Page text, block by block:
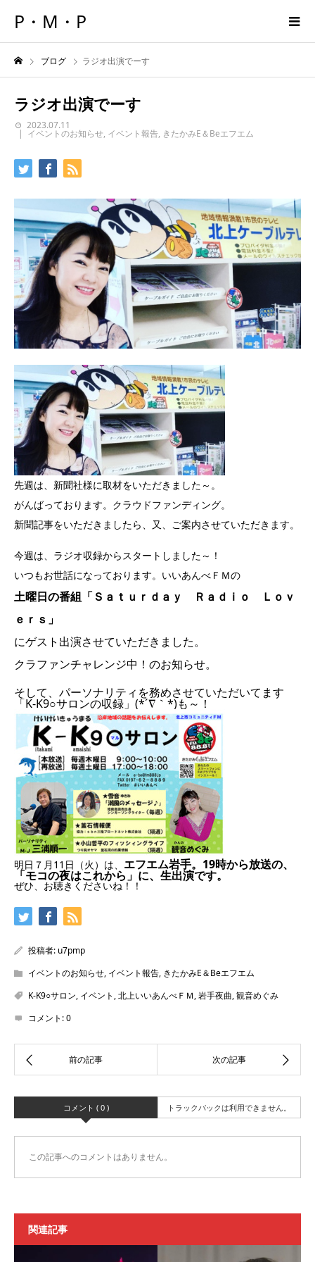
P・M・P
ブログ ラジオ出演でーす
ラジオ出演でーす
2023.07.11
イベントのお知らせ, イベント報告, きたかみE＆Beエフエム
先週は、新聞社様に取材をいただきました～。
がんばっております。クラウドファンディング。
新聞記事をいただきましたら、又、ご案内させていただきます。
今週は、ラジオ収録からスタートしました～！
いつもお世話になっております。いいあんべＦＭの
土曜日の番組「Ｓａｔｕｒｄａｙ Ｒａｄｉｏ Ｌｏｖ
ｅｒｓ」
にゲスト出演させていただきました。
クラファンチャレンジ中！のお知らせ。
そして、パーソナリティを務めさせていただいてます
「K-K9○サロンの収録」(*´∇｀*)も～！
明日７月11日（火）は、 エフエム岩手。19時から放送の、
「モコの夜はこれから」に、生出演です。
ぜひ、お聴きくださいね！！
投稿者: u7pmp
イベントのお知らせ, イベント報告, きたかみE＆Beエフエム
K-K9○サロン, イベント ,北上いいあんべＦＭ,岩手夜曲,観音めぐみ
コメント:0
コメント ( 0 ) トラックバックは利用できません。
この記事へのコメントはありません。
関連記事